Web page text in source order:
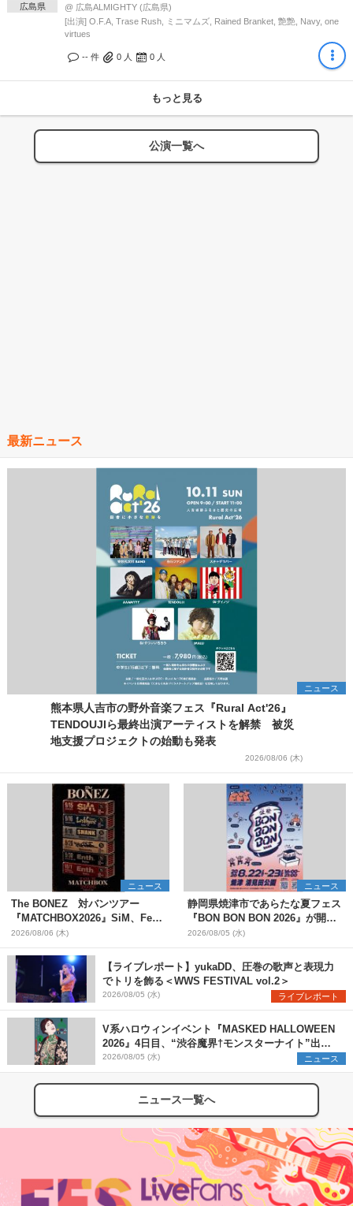
広島県
@ 広島ALMIGHTY (広島県)
[出演] O.F.A, Trase Rush, ミニマムズ, Rained Branket, 艶艶, Navy, one
virtues
-- 件 0 人 0 人
もっと見る
公演一覧へ
最新ニュース
ニュース
熊本県人吉市の野外音楽フェス『Rural Act'26』
TENDOUJIら最終出演アーティストを解禁 被災
地支援プロジェクトの始動も発表
2026/08/06 (木)
ニュース
The BONEZ 対バンツアー
『MATCHBOX2026』SiM、Fear,
and Loathing in Las Vegasら対
バンアーティストを一斉解禁
2026/08/06 (木)
ニュース
静岡県焼津市であらたな夏フェス
『BON BON BON 2026』が開
催 音楽ライブ×盆踊り×DJ×屋台
グルメ×ランタンナイトで彩る2日
間
2026/08/05 (水)
【ライブレポート】yukaDD、圧巻の歌声と表現力
でトリを飾る＜WWS FESTIVAL vol.2＞
2026/08/05 (水) ライブレポート
V系ハロウィンイベント『MASKED HALLOWEEN
2026』4日目、“渋谷魔界†モンスターナイト”出演6
組を発表
2026/08/05 (水) ニュース
ニュース一覧へ